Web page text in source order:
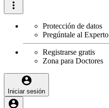
Protección de datos
Pregúntale al Experto
Registrarse gratis
Zona para Doctores
Iniciar sesión